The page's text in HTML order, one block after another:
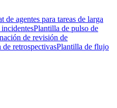
de agentes para tareas de larga
Plantilla de pulso de
de revisión de
retrospectivasPlantilla de flujo